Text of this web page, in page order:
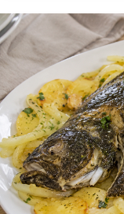
Rodaballo
al
horno
con
limón